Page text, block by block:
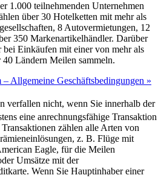
1.000 teilnehmenden Unternehmen
über 30 Hotelketten mit mehr als
8 Autovermietungen, 12
350 Markenartikelhändler. Darüber
Einkäufen mit einer von mehr als
Ländern Meilen sammeln.
– Allgemeine Geschäftsbedingungen
verfallen nicht, wenn Sie innerhalb der
eine anrechnungsfähige Transaktion
zählen alle Arten von
z. B. Flüge mit
Eagle, für die Meilen
Umsätze mit der
Wenn Sie Hauptinhaber einer